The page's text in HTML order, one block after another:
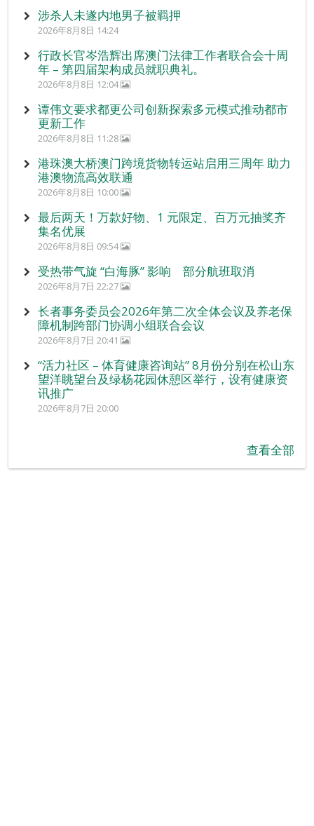
涉杀人未遂内地男子被羁押
2026年8月8日 14:24
行政长官岑浩辉出席澳门法律工作者联合会十周
年 – 第四届架构成员就职典礼。
2026年8月8日 12:04
谭伟文要求都更公司创新探索多元模式推动都市
更新工作
2026年8月8日 11:28
港珠澳大桥澳门跨境货物转运站启用三周年 助力
港澳物流高效联通
2026年8月8日 10:00
最后两天！万款好物、1 元限定、百万元抽奖齐
集名优展
2026年8月8日 09:54
受热带气旋 “白海豚” 影响 部分航班取消
2026年8月7日 22:27
长者事务委员会2026年第二次全体会议及养老保
障机制跨部门协调小组联合会议
2026年8月7日 20:41
“活力社区 – 体育健康咨询站” 8月份分别在松山东
望洋眺望台及绿杨花园休憩区举行，设有健康资
讯推广
2026年8月7日 20:00
查看全部